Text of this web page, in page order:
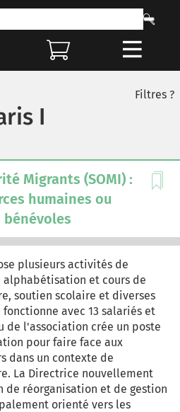
I
Filtres ?
Migrants (SOMI) :
humaines ou
plusieurs activités de
alphabétisation et cours de
soutien scolaire et diverses
avec 13 salariés et
de l'association crée un poste
pour faire face aux
dans un contexte de
La Directrice nouvellement
de réorganisation et de gestion
orienté vers les